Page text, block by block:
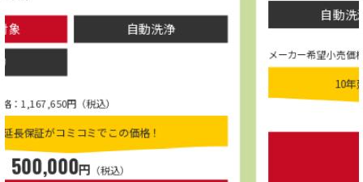
この価格！
込）
自動洗浄
メーカー希望小売価格：1,486,650円（税込
10年延長保証がコミコミ